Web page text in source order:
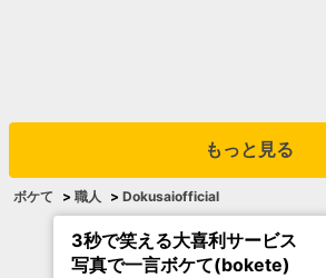
もっと見る
ボケて > 職人 > Dokusaiofficial
3秒で笑える大喜利サービス
写真で一言ボケて(bokete)